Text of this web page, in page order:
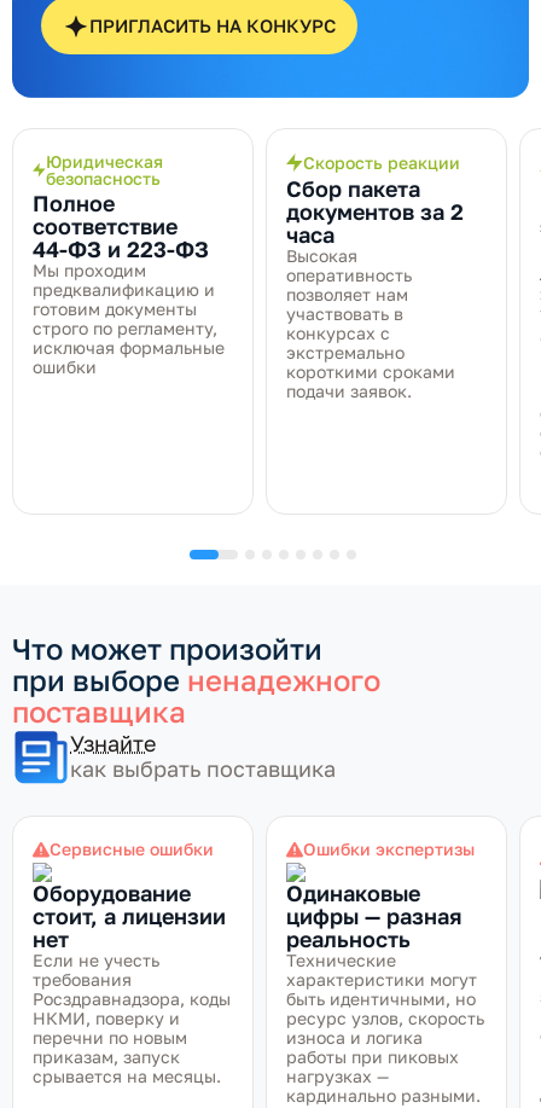
ПРИГЛАСИТЬ НА КОНКУРС
Юридическая
безопасность
Полное
соответствие
44‑ФЗ и 223‑ФЗ
Мы проходим
предквалификацию и
готовим документы
строго по регламенту,
исключая формальные
ошибки
Скорость реакции
Сбор пакета
документов за 2
часа
Высокая
оперативность
позволяет нам
участвовать в
конкурсах с
экстремально
короткими сроками
подачи заявок.
Что может произойти
при выборе ненадежного
поставщика
Узнайте
как выбрать поставщика
Сервисные ошибки
Оборудование
стоит, а лицензии
нет
Если не учесть
требования
Росздравнадзора, коды
НКМИ, поверку и
перечни по новым
приказам, запуск
срывается на месяцы.
Ошибки экспертизы
Одинаковые
цифры — разная
реальность
Технические
характеристики могут
быть идентичными, но
ресурс узлов, скорость
износа и логика
работы при пиковых
нагрузках —
кардинально разными.